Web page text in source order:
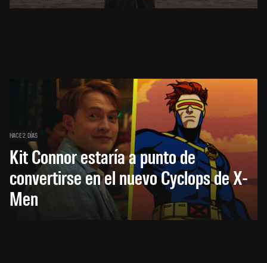
HACE 2 DÍAS
Kit Connor estaría a punto de
convertirse en el nuevo Cyclops de X-
Men